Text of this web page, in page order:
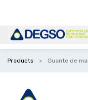
Products Guante de